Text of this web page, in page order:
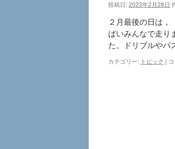
投稿日:2023年2月28日
２月最後の日は
ぱいみんなで走り
た。ドリブルやパ
カテゴリー: トピック | ２